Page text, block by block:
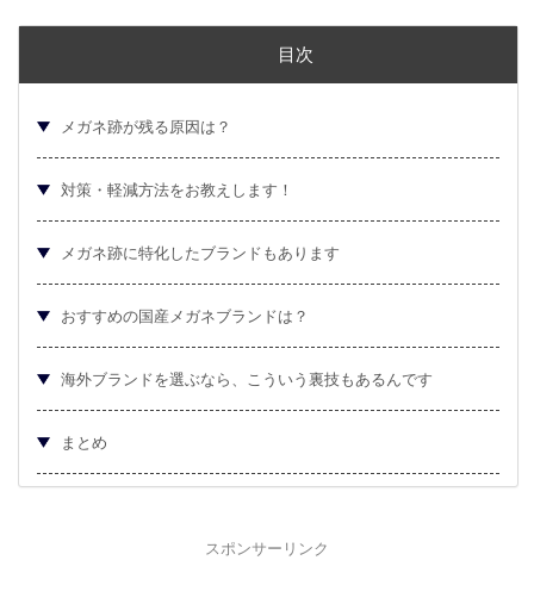
目次
メガネ跡が残る原因は？
対策・軽減方法をお教えします！
メガネ跡に特化したブランドもあります
おすすめの国産メガネブランドは？
海外ブランドを選ぶなら、こういう裏技もあるんです
まとめ
スポンサーリンク